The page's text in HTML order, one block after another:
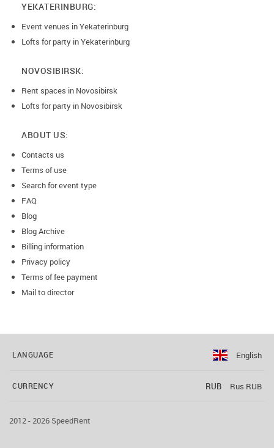
YEKATERINBURG:
Event venues in Yekaterinburg
Lofts for party in Yekaterinburg
NOVOSIBIRSK:
Rent spaces in Novosibirsk
Lofts for party in Novosibirsk
ABOUT US:
Contacts us
Terms of use
Search for event type
FAQ
Blog
Blog Archive
Billing information
Privacy policy
Terms of fee payment
Mail to director
LANGUAGE English
CURRENCY RUB Rus RUB
2012 - 2026 SpeedRent